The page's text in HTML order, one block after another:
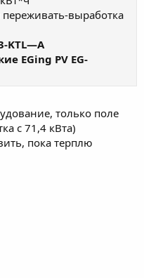
выработка
KTL—A
EGing PV EG-
только поле
с 71,4 кВта)
пока терплю